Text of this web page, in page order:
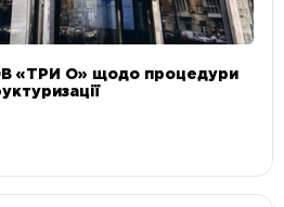
«ТРИ О» щодо процедури